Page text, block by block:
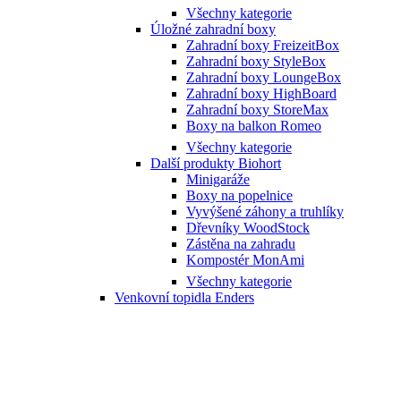
Všechny kategorie
Úložné zahradní boxy
Zahradní boxy FreizeitBox
Zahradní boxy StyleBox
Zahradní boxy LoungeBox
Zahradní boxy HighBoard
Zahradní boxy StoreMax
Boxy na balkon Romeo
Všechny kategorie
Další produkty Biohort
Minigaráže
Boxy na popelnice
Vyvýšené záhony a truhlíky
Dřevníky WoodStock
Zástěna na zahradu
Kompostér MonAmi
Všechny kategorie
Venkovní topidla Enders